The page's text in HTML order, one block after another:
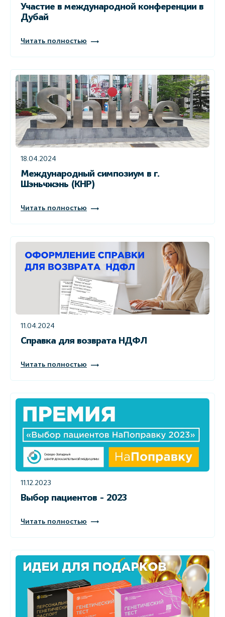
Участие в международной конференции в
Дубай
Читать полностью
18.04.2024
Международный симпозиум в г.
Шэньчжэнь (КНР)
Читать полностью
11.04.2024
Справка для возврата НДФЛ
Читать полностью
11.12.2023
Выбор пациентов - 2023
Читать полностью